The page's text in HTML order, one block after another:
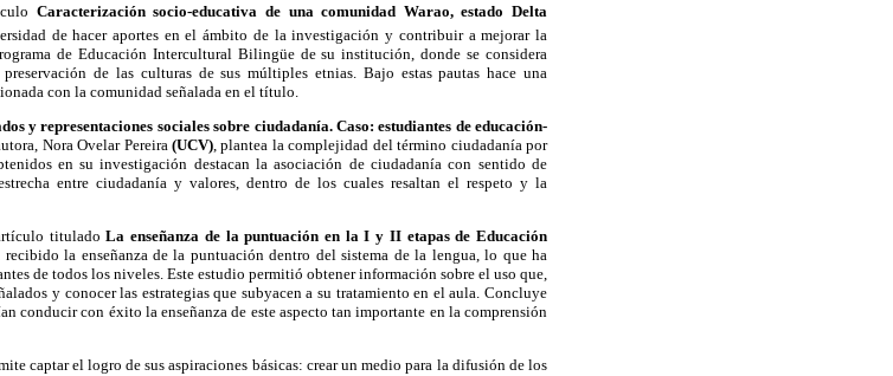
Caracterización socio-educativa de una comunidad Warao, estado Delta
de hacer aportes en el ámbito de la investigación y contribuir a mejorar la
de Educación Intercultural Bilingüe de su institución, donde se considera
de las culturas de sus múltiples etnias. Bajo estas pautas hace una
con la comunidad señalada en el título.
y representaciones sociales sobre ciudadanía. Caso: estudiantes de educación-
Nora Ovelar Pereira (UCV), plantea la complejidad del término ciudadanía por
en su investigación destacan la asociación de ciudadanía con sentido de
entre ciudadanía y valores, dentro de los cuales resaltan el respeto y la
tituladoLa enseñanza de la puntuación en la I y II etapas de Educación
la enseñanza de la puntuación dentro del sistema de la lengua, lo que ha
de todos los niveles. Este estudio permitió obtener información sobre el uso que,
y conocer las estrategias que subyacen a su tratamiento en el aula. Concluye
conducir con éxito la enseñanza de este aspecto tan importante en la comprensión
captar el logro de sus aspiraciones básicas: crear un medio para la difusión de los